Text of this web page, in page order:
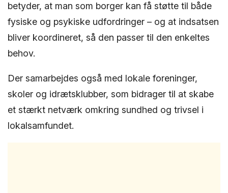
betyder, at man som borger kan få støtte til både
fysiske og psykiske udfordringer – og at indsatsen
bliver koordineret, så den passer til den enkeltes
behov.
Der samarbejdes også med lokale foreninger,
skoler og idrætsklubber, som bidrager til at skabe
et stærkt netværk omkring sundhed og trivsel i
lokalsamfundet.